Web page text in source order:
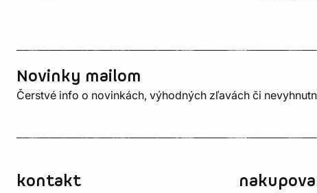
Novinky mailom
Čerstvé info o novinkách, výhodných zľavách či
kontakt